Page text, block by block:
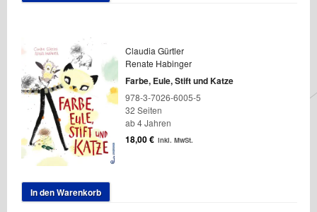
Claudia Gürtler
Renate Habinger
Farbe, Eule, Stift und Katze
978-3-7026-6005-5
32 Seiten
ab 4 Jahren
18,00€ inkl. MwSt.
In den Warenkorb